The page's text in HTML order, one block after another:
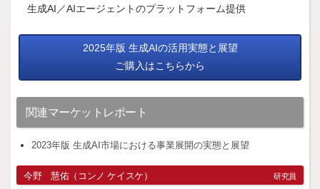
生成AI／AIエージェントのプラットフォーム提供
2025年版 生成AIの活用実態と展望
ご購入はこちらから
関連マーケットレポート
2023年版 生成AI市場における事業展開の実態と展望
今野 慧佑（コンノ ケイスケ） 研究員